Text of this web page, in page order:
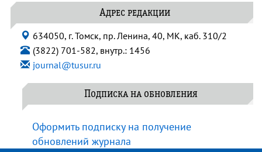
Адрес редакции
634050, г. Томск, пр. Ленина, 40, МК, каб. 310/2
(3822) 701-582, внутр.: 1456
journal@tusur.ru
Подписка на обновления
Оформить подписку на получение
обновлений журнала